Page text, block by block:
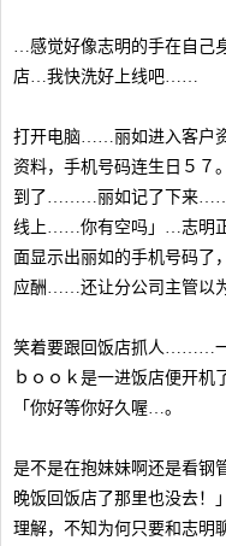
…感觉好像志明的手在自
店…我快洗好上线吧……
打开电脑……丽如进入客户
资料，手机号码连生日５７
到了………丽如记了下来……
线上……你有空吗」…志明
面显示出丽如的手机号码了
应酬……还让分公司主管以
笑着要跟回饭店抓人………
ｂｏｏｋ是一进饭店便开机
「你好等你好久喔…。
是不是在抱妹妹啊还是看钢
晚饭回饭店了那里也没去！
理解，不知为何只要和志明